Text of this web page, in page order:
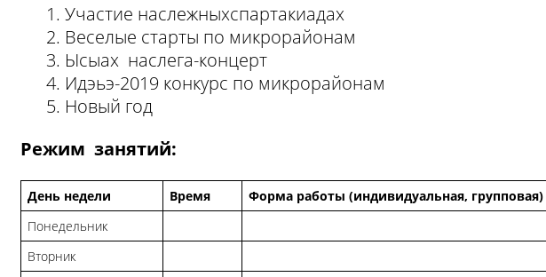
Участие наслежныхспартакиадах
Веселые старты по микрорайонам
Ысыах наслега-концерт
Идэьэ-2019 конкурс по микрорайонам
Новый год
Режим занятий:
День недели Время
Форма работы (индивидуальная, групповая)
Понедельник
Вторник